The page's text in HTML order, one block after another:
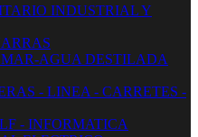
INDUSTRIAL Y
AGUA DESTILADA
- LINEA - CARRETES -
- INFORMATICA